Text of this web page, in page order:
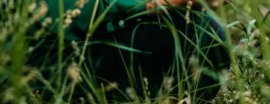
Gesundheitscoach für Frauen